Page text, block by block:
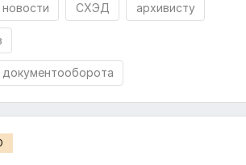
новости СХЭД архивисту
документооборота